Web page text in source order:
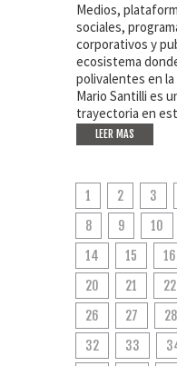
Medios,
sociales,
corporativos y
ecosistema
polivalentes en
Mario Santilli es
trayectoria en
LEER MAS
1 2 3
8
9 10
14
15 16
20
21 22
26
27 28
32
33